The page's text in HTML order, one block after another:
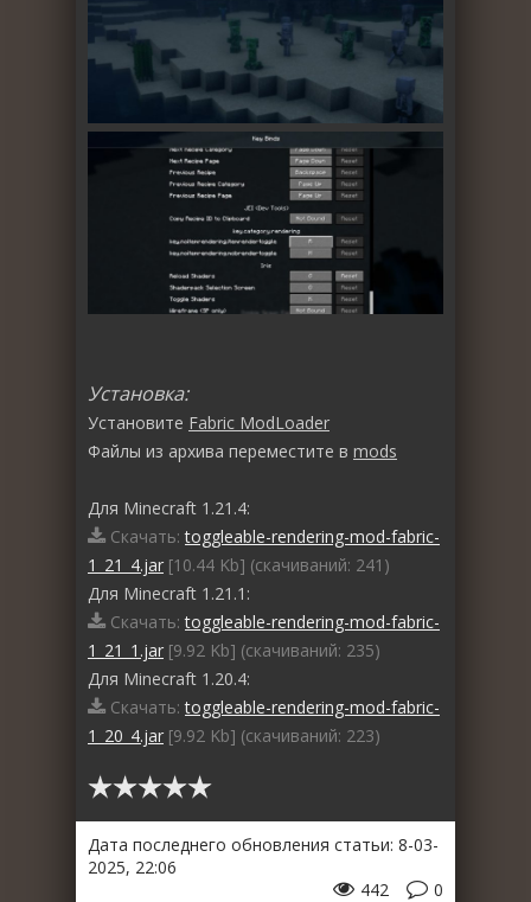
Установка:
Установите Fabric ModLoader
Файлы из архива переместите в mods
Для Minecraft 1.21.4:
Скачать:toggleable-rendering-mod-fabric-
1_21_4.jar [10.44 Kb] (cкачиваний: 241)
Для Minecraft 1.21.1:
Скачать:toggleable-rendering-mod-fabric-
1_21_1.jar [9.92 Kb] (cкачиваний: 235)
Для Minecraft 1.20.4:
Скачать:toggleable-rendering-mod-fabric-
1_20_4.jar [9.92 Kb] (cкачиваний: 223)
Дата последнего обновления статьи: 8-03-
2025, 22:06
0
442